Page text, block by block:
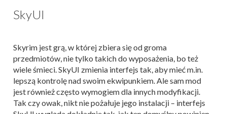
SkyUI
Skyrim jest grą, w której zbiera się od groma
przedmiotów, nie tylko takich do wyposażenia, bo też
wiele śmieci. SkyUI zmienia interfejs tak, aby mieć m.in.
lepszą kontrolę nad swoim ekwipunkiem. Ale sam mod
jest również często wymogiem dla innych modyfikacji.
Tak czy owak, nikt nie pożałuje jego instalacji – interfejs